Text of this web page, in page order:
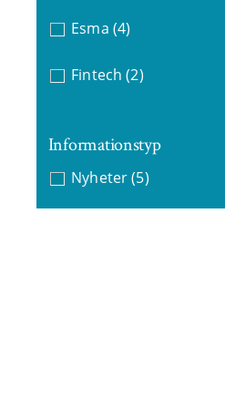
Esma (4)
Fintech (2)
Informationstyp
Nyheter (5)